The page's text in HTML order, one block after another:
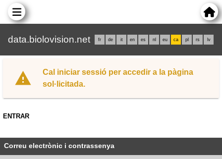
data.biolovision.net fr de it en es nl eu ca pl rs lv
Cal iniciar sessió per accedir a la pàgina
sol·licitada.
ENTRAR
Correu electrònic i contrassenya